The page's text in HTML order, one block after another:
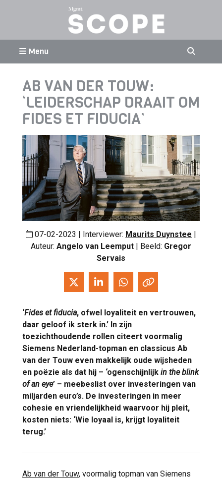
Menu
AB VAN DER TOUW:
‘LEIDERSCHAP DRAAIT OM
FIDES ET FIDUCIA’
07-02-2023 | Interviewer: Maurits Duynstee |
Auteur: Angelo van Leemput | Beeld: Gregor
Servais
‘Fides et fiducia, ofwel loyaliteit en vertrouwen,
daar geloof ik sterk in.’ In zijn
toezichthoudende rollen citeert voormalig
Siemens Nederland-topman en classicus Ab
van der Touw even makkelijk oude wijsheden
en poëzie als dat hij – ‘ogenschijnlijk in the blink
of an eye’ – meebeslist over investeringen van
miljarden euro’s. De investeringen in meer
cohesie en vriendelijkheid waarvoor hij pleit,
kosten niets: ‘Wie loyaal is, krijgt loyaliteit
terug.’
Ab van der Touw, voormalig topman van Siemens